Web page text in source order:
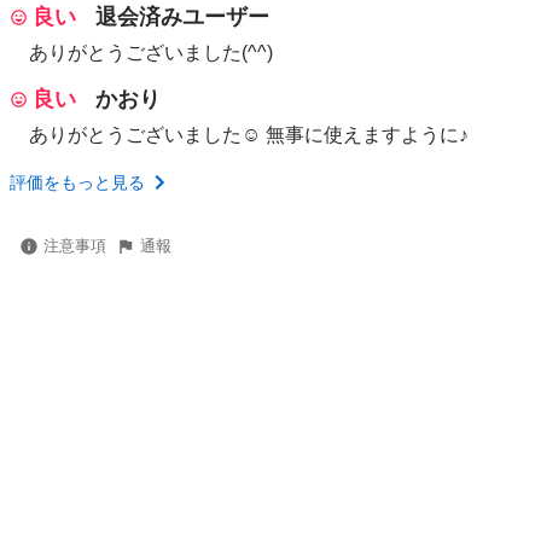
良い 退会済みユーザー
ありがとうございました(^^)
良い かおり
ありがとうございました☺︎ 無事に使えますように♪
評価をもっと見る
注意事項 通報